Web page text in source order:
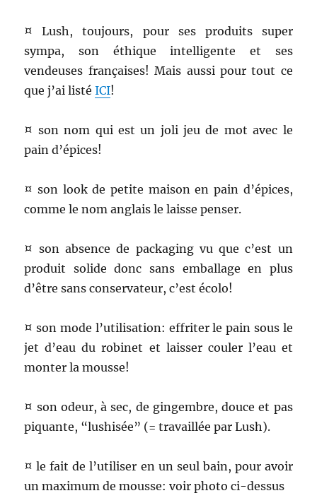
¤ Lush, toujours, pour ses produits super
sympa, son éthique intelligente et ses
vendeuses françaises! Mais aussi pour tout ce
que j’ai listéICI!
¤ son nom qui est un joli jeu de mot avec le
pain d’épices!
¤ son look de petite maison en pain d’épices,
comme le nom anglais le laisse penser.
¤ son absence de packaging vu que c’est un
produit solide donc sans emballage en plus
d’être sans conservateur, c’est écolo!
¤ son mode l’utilisation: effriter le pain sous le
jet d’eau du robinet et laisser couler l’eau et
monter la mousse!
¤ son odeur, à sec, de gingembre, douce et pas
piquante, “lushisée” (= travaillée par Lush).
¤ le fait de l’utiliser en un seul bain, pour avoir
un maximum de mousse: voir photo ci-dessus